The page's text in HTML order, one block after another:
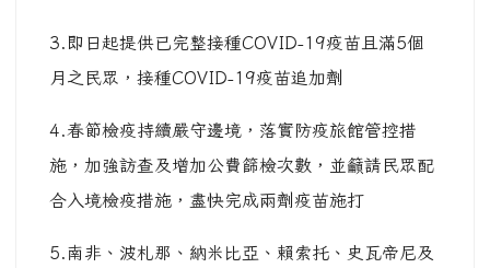
3.即日起提供已完整接種COVID-19疫苗且滿5個
月之民眾，接種COVID-19疫苗追加劑
4.春節檢疫持續嚴守邊境，落實防疫旅館管控措
施，加強訪查及增加公費篩檢次數，並籲請民眾配
合入境檢疫措施，盡快完成兩劑疫苗施打
5.南非、波札那、納米比亞、賴索托、史瓦帝尼及